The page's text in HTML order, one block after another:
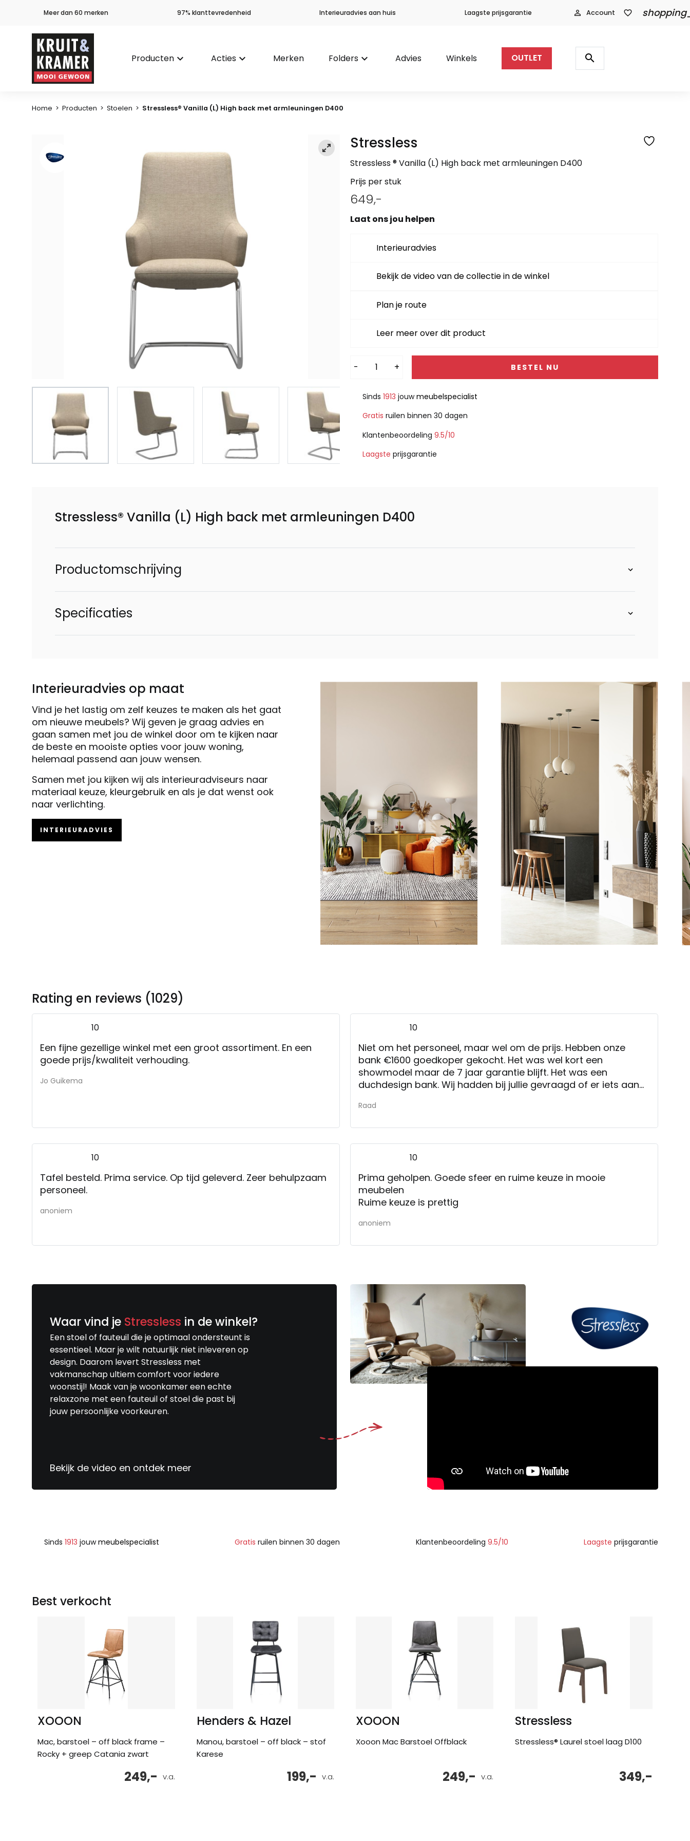
Meer dan 60 merken 97% klanttevredenheid Interieuradvies aan huis Laagste prijsgarantie person_outline Account favorite_border
Producten keyboard_arrow_down Acties keyboard_arrow_down Merken Folders keyboard_arrow_down Advies Winkels OUTLET
Producten
zoeken
search
Home > Producten > Stoelen > Stressless® Vanilla (L) High back met armleuningen D400
Stressless
Stressless ® Vanilla (L) High back met armleuningen D400
Prijs per stuk
649,-
Laat ons jou helpen
Interieuradvies
Bekijk de video van de collectie in de winkel
Plan je route
Leer meer over dit product
- + BESTEL NU
Alternative:
Sinds 1913 jouwmeubelspecialist
Gratis ruilen binnen 30 dagen
Klantenbeoordeling 9.5/10
Laagste prijsgarantie
Stressless® Vanilla (L) High back met armleuningen D400
Productomschrijving
Specificaties
Interieuradvies op maat
Vind je het lastig om zelf keuzes te maken als het gaat
om nieuwe meubels? Wij geven je graag advies en
gaan samen met jou de winkel door om te kijken naar
de beste en mooiste opties voor jouw woning,
helemaal passend aan jouw wensen.
Samen met jou kijken wij als interieuradviseurs naar
materiaal keuze, kleurgebruik en als je dat wenst ook
naar verlichting.
INTERIEURADVIES
Rating en reviews (1029)
10
Een fijne gezellige winkel met een groot assortiment. En een
goede prijs/kwaliteit verhouding.
Jo Guikema
10
Niet om het personeel, maar wel om de prijs. Hebben onze
bank €1600 goedkoper gekocht. Het was wel kort een
showmodel maar de 7 jaar garantie blijft. Het was een
duchdesign bank. Wij hadden bij jullie gevraagd of er iets aan
Dat is wel een heel groot verschil.
Raad
10
Tafel besteld. Prima service. Op tijd geleverd. Zeer behulpzaam
personeel.
anoniem
10
Prima geholpen. Goede sfeer en ruime keuze in mooie
meubelen
Ruime keuze is prettig
anoniem
Waar vind je Stressless in de winkel?
Een stoel of fauteuil die je optimaal ondersteunt is
essentieel. Maar je wilt natuurlijk niet inleveren op
design. Daarom levert Stressless met
vakmanschap ultiem comfort voor iedere
woonstijl! Maak van je woonkamer een echte
relaxzone met een fauteuil of stoel die past bij
jouw persoonlijke voorkeuren.
Bekijk de video en ontdek meer
Sinds 1913 jouwmeubelspecialist Gratis ruilen binnen 30 dagen Klantenbeoordeling 9.5/10 Laagste prijsgarantie
Best verkocht
XOOON
Mac, barstoel – off black frame –
Rocky + greep Catania zwart
v.a.
249,-
Henders & Hazel
Manou, barstoel – off black – stof
Karese
v.a.
199,-
XOOON
Xooon Mac Barstoel Offblack
v.a.
249,-
Stressless
Stressless® Laurel stoel laag D100
349,-